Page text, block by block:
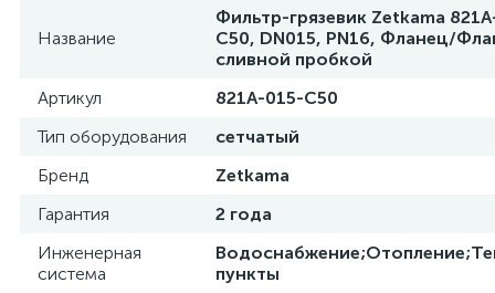
Название
Фильтр-грязевик Zetkama
С50, DN015, PN16, Фланец/
сливной пробкой
Артикул
821A-015-C50
Тип оборудования
сетчатый
Бренд
Zetkama
Гарантия
2 года
Инженерная
система
пункты